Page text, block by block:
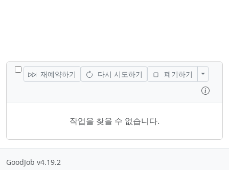
모든 작업 전환
재예약하기 다시 시도하기 폐기하기
액션 전
검사
작업을 찾을 수 없습니다.
GoodJob v4.19.2